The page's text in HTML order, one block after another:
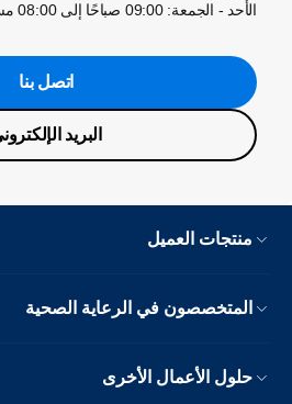
الأحد - الجمعة: 09:00 صباحًا إلى 08:00 مساءً
اتصل بنا
البريد الإلكتروني
منتجات العميل
المتخصصون في الرعاية الصحية
حلول الأعمال الأخرى